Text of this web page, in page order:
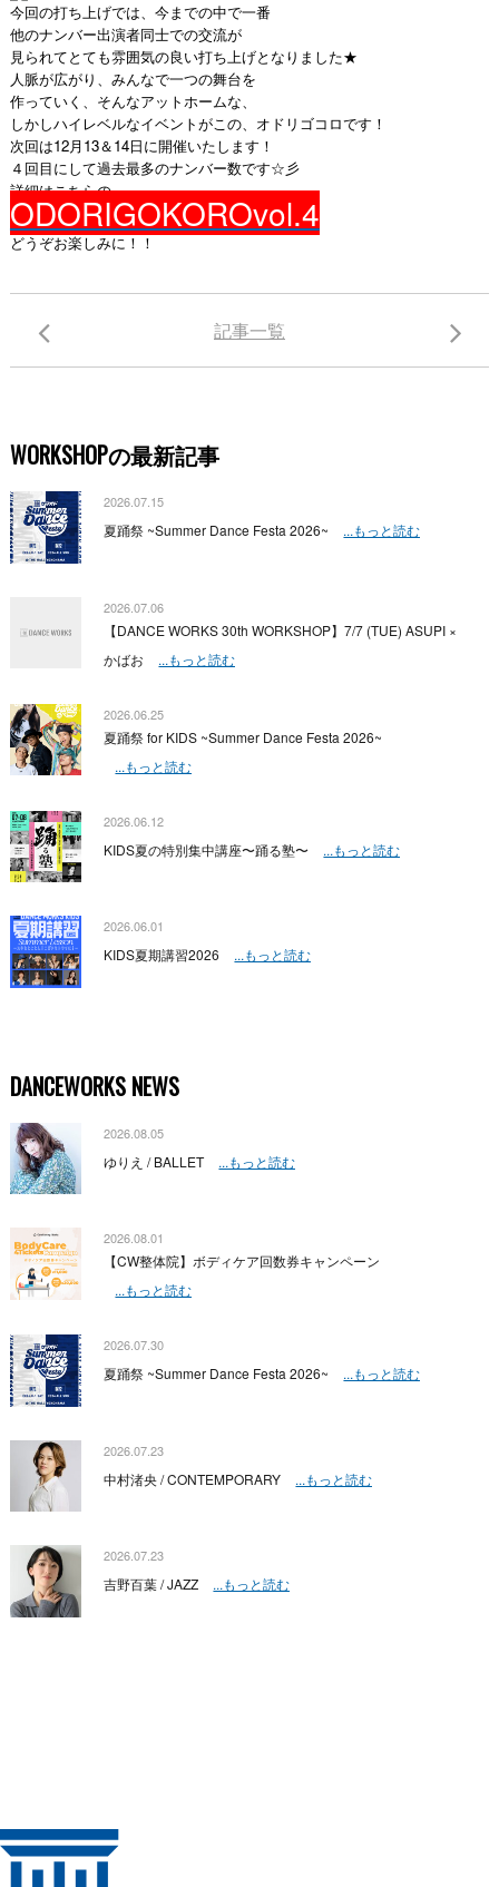
今回の打ち上げでは、今までの中で一番
他のナンバー出演者同士での交流が
見られてとても雰囲気の良い打ち上げとなりました★
人脈が広がり、みんなで一つの舞台を
作っていく、そんなアットホームな、
しかしハイレベルなイベントがこの、オドリゴコロです！
次回は12月13＆14日に開催いたします！
４回目にして過去最多のナンバー数です☆彡
詳細はこちらの
ODORIGOKOROvol.4
どうぞお楽しみに！！
記事一覧
WORKSHOPの最新記事
2026.07.15
夏踊祭 ~Summer Dance Festa 2026~ ...もっと読む
2026.07.06
【DANCE WORKS 30th WORKSHOP】7/7 (TUE) ASUPI ×
かばお
...もっと読む
2026.06.25
夏踊祭 for KIDS ~Summer Dance Festa 2026~
...もっと読む
2026.06.12
KIDS夏の特別集中講座〜踊る塾〜 ...もっと読む
2026.06.01
KIDS夏期講習2026 ...もっと読む
DANCEWORKS NEWS
2026.08.05
ゆりえ / BALLET ...もっと読む
2026.08.01
【CW整体院】ボディケア回数券キャンペーン
...もっと読む
2026.07.30
夏踊祭 ~Summer Dance Festa 2026~ ...もっと読む
2026.07.23
中村渚央 / CONTEMPORARY ...もっと読む
2026.07.23
吉野百葉 / JAZZ ...もっと読む